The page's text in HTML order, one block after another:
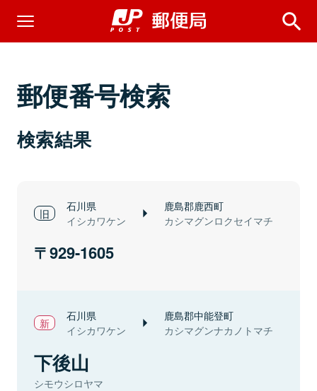
郵便番号検索
検索結果
石川県
イシカワケン
鹿島郡鹿西町
カシマグンロクセイマチ
929-1605
石川県
イシカワケン
鹿島郡中能登町
カシマグンナカノトマチ
下後山
シモウシロヤマ